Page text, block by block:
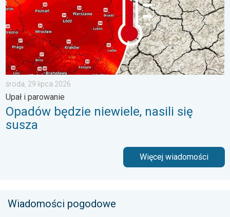
środa, 29 lipca 2026
Upał i parowanie
Opadów będzie niewiele, nasili się
susza
Więcej wiadomości
Wiadomości pogodowe